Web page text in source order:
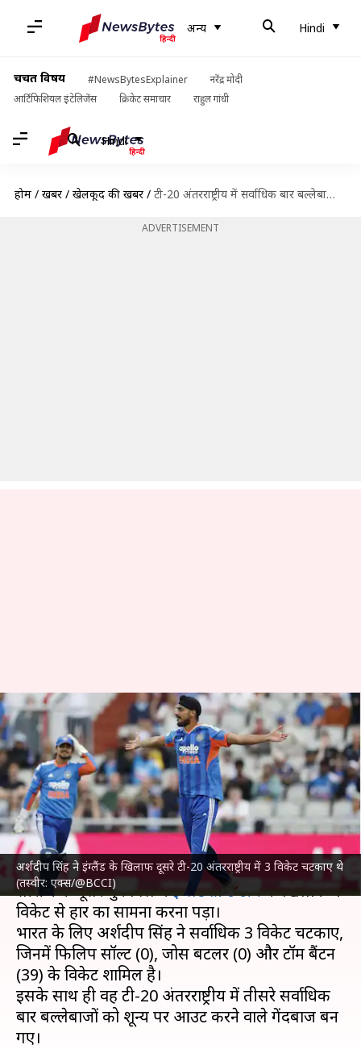
अन्य Hindi
चर्चित विषय #NewsBytesExplainer
नरेंद्र मोदी
आर्टिफिशियल इंटेलिजेंस
क्रिकेट समाचार राहुल गांधी
Hindi
होम / खबरें / खेलकूद की खबरें / टी-20 अंतरराष्ट्रीय में सर्वाधिक बार बल्लेबाजों को शून्य पर आउट करने वाले गेंदबाज, शीर्ष पर कौन?
ADVERTISEMENT
अर्शदीप सिंह ने इंग्लैंड के खिलाफ दूसरे टी-20 अंतरराष्ट्रीय में 3 विकेट चटकाए थे
(तस्वीर: एक्स/@BCCI)
टी-20 अंतरराष्ट्रीय में सर्वाधिक बार
बल्लेबाजों को शून्य पर आउट करने
वाले गेंदबाज, शीर्ष पर कौन?
लेखन भारत शर्मा Jul 05, 2026 01:43 pm
क्या है खबर?
भारतीय क्रिकेट टीमको ओल्ड ट्रैफर्ड में खेले गए टी-20
सीरीज के दूसरे मुकाबले मेंइंग्लैंड क्रिकेट टीमके खिलाफ 4
विकेट से हार का सामना करना पड़ा।
भारत के लिए अर्शदीप सिंह ने सर्वाधिक 3 विकेट चटकाए,
जिनमें फिलिप सॉल्ट (0), जोस बटलर (0) और टॉम बैंटन
(39) के विकेट शामिल है।
इसके साथ ही वह टी-20 अंतरराष्ट्रीय में तीसरे सर्वाधिक
बार बल्लेबाजों को शून्य पर आउट करने वाले गेंदबाज बन
गए।